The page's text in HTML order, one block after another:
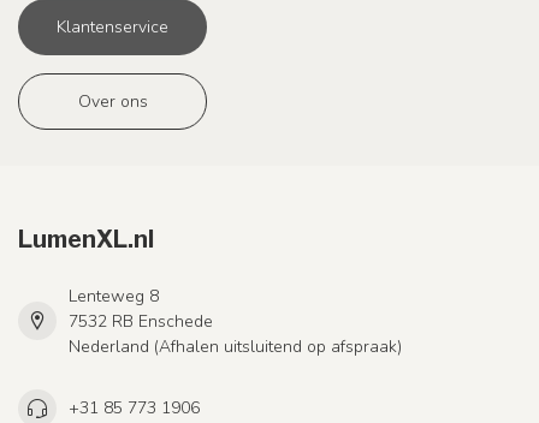
Klantenservice
Over ons
LumenXL.nl
Lenteweg 8
7532 RB Enschede
Nederland (Afhalen uitsluitend op afspraak)
+31 85 773 1906